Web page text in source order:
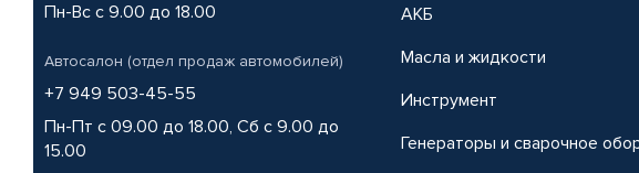
Пн-Вс с 9.00 до 18.00
Автосалон (отдел продаж автомобилей)
+7 949 503-45-55
Пн-Пт с 09.00 до 18.00, Сб с 9.00 до
15.00
АКБ
Масла и жидкости
Инструмент
Генераторы и сварочное